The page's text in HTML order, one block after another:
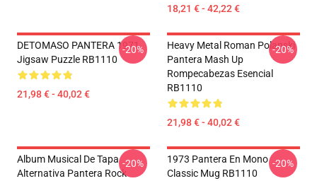
18,21 € - 42,22 €
DETOMASO PANTERA 1971
Jigsaw Puzzle RB1110
21,98 € - 40,02 €
-20%
Heavy Metal Roman Polanski
Pantera Mash Up
Rompecabezas Esencial
RB1110
21,98 € - 40,02 €
-20%
Album Musical De Tapa
Alternativa Pantera Rock
-20%
1973 Pantera En Mono
Classic Mug RB1110
-20%